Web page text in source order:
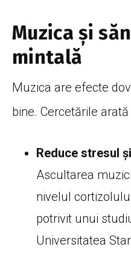
Muzica și
mintală
Muzica are efecte
bine. Cercetările arată
Reduce stresul
Ascultarea
nivelul
potrivit unui
Universitatea